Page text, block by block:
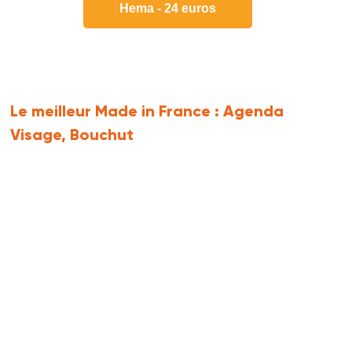
Hema - 24 euros
Le meilleur Made in France :Agenda
Visage, Bouchut